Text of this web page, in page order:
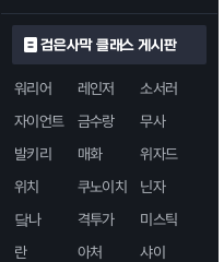
검은사막 클래스 게시판
워리어 레인저
소서러
자이언트
금수랑
무사
발키리
매화
위자드
위치
쿠노이치
닌자
닼나
격투가
미스틱
란
아처
샤이